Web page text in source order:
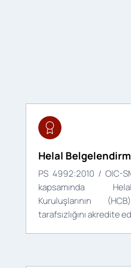
Helal
PS 4992:2010 / OIC-
kapsamında
Kuruluşlarının
tarafsızlığını akredite